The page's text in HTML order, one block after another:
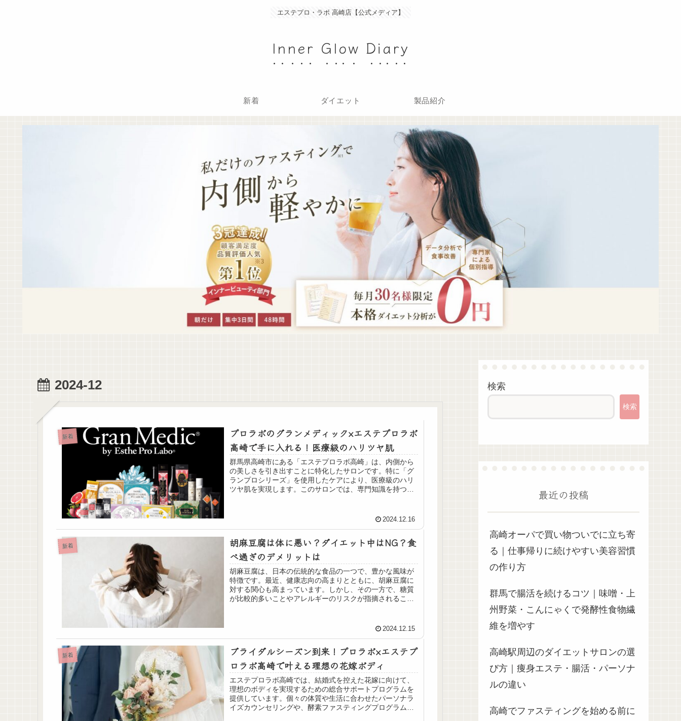
エステプロ・ラボ 高崎店【公式メディア】
Inner Glow Diary
新着 ダイエット 製品紹介
2024-12
新着
プロラボのグランメディック×エステプロラボ
高崎で手に入れる！医療級のハリツヤ肌
群馬県高崎市にある「エステプロラボ高崎」は、内側から
の美しさを引き出すことに特化したサロンです。特に「グ
ランプロシリーズ」を使用したケアにより、医療級のハリ
ツヤ肌を実現します。このサロンでは、専門知識を持つス
グも取り入れ、トータルで美容をサポートします。また、
ョン空間でお客様をお迎えします。
2024.12.16
新着
胡麻豆腐は体に悪い？ダイエット中はNG？食
べ過ぎのデメリットは
胡麻豆腐は、日本の伝統的な食品の一つで、豊かな風味が
特徴です。最近、健康志向の高まりとともに、胡麻豆腐に
対する関心も高まっています。しかし、その一方で、糖質
が比較的多いことやアレルギーのリスクが指摘されること
2024.12.15
新着
ブライダルシーズン到来！プロラボ×エステプ
ロラボ高崎で叶える理想の花嫁ボディ
エステプロラボ高崎では、結婚式を控えた花嫁に向けて、
理想のボディを実現するための総合サポートプログラムを
提供しています。個々の体質や生活に合わせたパーソナラ
イズカウンセリングや、酵素ファスティングプログラム、
検索
検索
最近の投稿
高崎オーパで買い物ついでに立ち寄
る｜仕事帰りに続けやすい美容習慣
の作り方
群馬で腸活を続けるコツ｜味噌・上
州野菜・こんにゃくで発酵性食物繊
維を増やす
高崎駅周辺のダイエットサロンの選
び方｜痩身エステ・腸活・パーソナ
ルの違い
高崎でファスティングを始める前に